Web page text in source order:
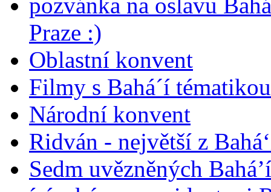
Praze :)
Oblastní konvent
Filmy s Bahá´í
Národní konvent
Ridván - největší z
Sedm uvězněných